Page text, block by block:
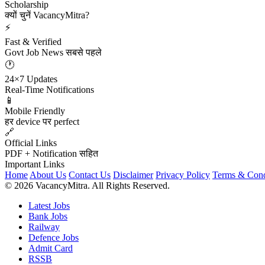
Scholarship
क्यों चुनें VacancyMitra?
⚡
Fast & Verified
Govt Job News सबसे पहले
🕐
24×7 Updates
Real-Time Notifications
📱
Mobile Friendly
हर device पर perfect
🔗
Official Links
PDF + Notification सहित
Important Links
Home About Us Contact Us Disclaimer Privacy Policy Terms &
© 2026 VacancyMitra. All Rights Reserved.
Latest Jobs
Bank Jobs
Railway
Defence Jobs
Admit Card
RSSB